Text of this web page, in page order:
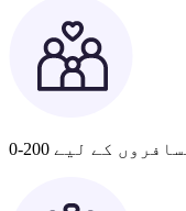
مسافروں کے لیے